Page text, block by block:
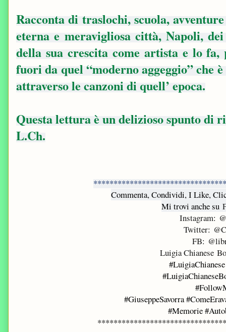
Racconta di traslochi, scuola,
eterna e meravigliosa città, Napoli,
della sua crescita come artista e lo
fuori da quel “moderno aggeggio” che
attraverso le canzoni di quell’ epoca.
Questa lettura è un delizioso spunto di
L.Ch.
Commenta, Condividi, I Like,
Mi trovi anche su
Instagram:
Twitter:
FB:
Luigia Chianese
#GiuseppeSavorra
#Memorie